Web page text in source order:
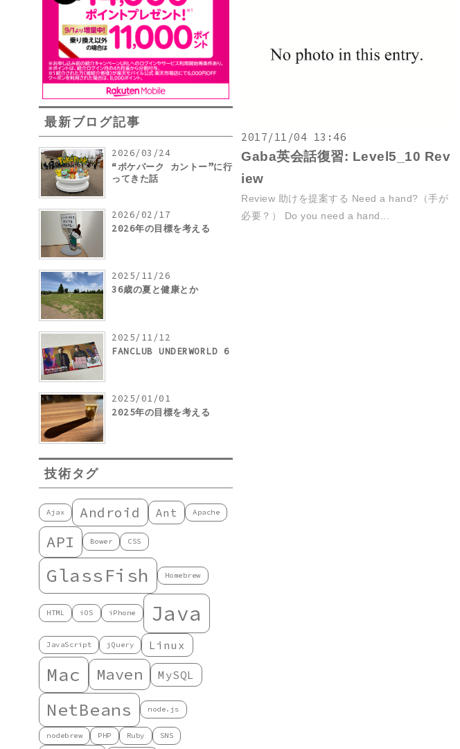
最新ブログ記事
2026/03/24
“ポケパーク カントー”に行
ってきた話
2026/02/17
2026年の目標を考える
2025/11/26
36歳の夏と健康とか
2025/11/12
FANCLUB UNDERWORLD 6
2025/01/01
2025年の目標を考える
技術タグ
Ajax Android Ant Apache
API Bower CSS
GlassFish Homebrew
HTML iOS iPhone Java
JavaScript jQuery Linux
Mac Maven MySQL
NetBeans node.js
nodebrew PHP Ruby SNS
2017/11/04 13:46
Gaba英会話復習: Level5_10 Rev
iew
Review 助けを提案する Need a hand?（手が
必要？） Do you need a hand...